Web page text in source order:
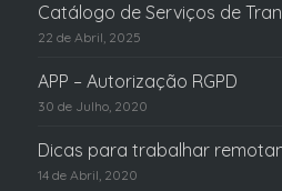
Catálogo de Serviços de
22 de Abril, 2025
APP – Autorização RGPD
30 de Julho, 2020
Dicas para trabalhar
14 de Abril, 2020